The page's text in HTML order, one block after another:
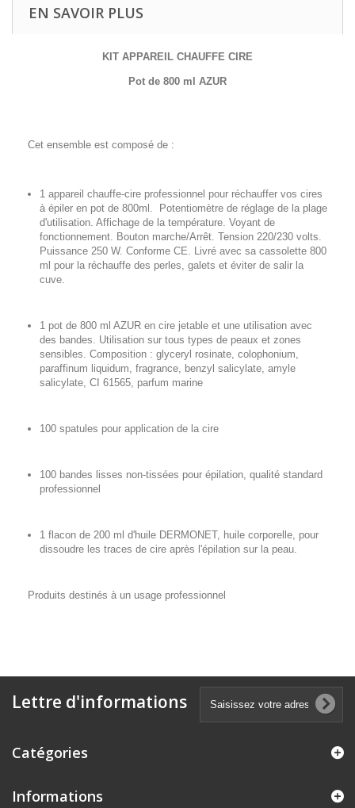
EN SAVOIR PLUS
KIT APPAREIL CHAUFFE CIRE
Pot de 800 ml AZUR
Cet ensemble est composé de :
1 appareil chauffe-cire professionnel pour réchauffer vos cires
à épiler en pot de 800ml. Potentiomètre de réglage de la plage
d'utilisation. Affichage de la température. Voyant de
fonctionnement. Bouton marche/Arrêt. Tension 220/230 volts.
Puissance 250 W. Conforme CE. Livré avec sa cassolette 800
ml pour la réchauffe des perles, galets et éviter de salir la
cuve.
1 pot de 800 ml AZUR en cire jetable et une utilisation avec
des bandes. Utilisation sur tous types de peaux et zones
sensibles. Composition : glyceryl rosinate, colophonium,
paraffinum liquidum, fragrance, benzyl salicylate, amyle
salicylate, CI 61565, parfum marine
100 spatules pour application de la cire
100 bandes lisses non-tissées pour épilation, qualité standard
professionnel
1 flacon de 200 ml d'huile DERMONET, huile corporelle, pour
dissoudre les traces de cire après l'épilation sur la peau.
Produits destinés à un usage professionnel
Lettre d'informations
Catégories
Informations